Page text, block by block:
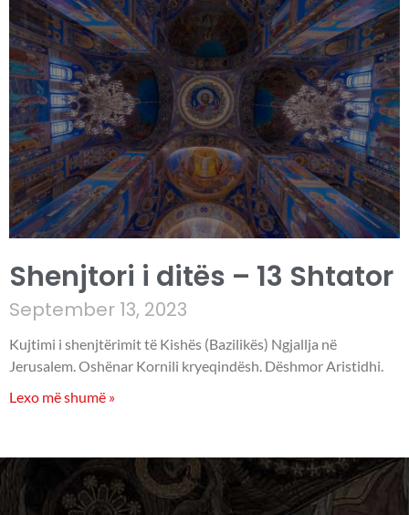
Shenjtori i ditës – 13 Shtator
September 13, 2023
Kujtimi i shenjtërimit të Kishës (Bazilikës) Ngjallja në
Jerusalem. Oshënar Kornili kryeqindësh. Dëshmor Aristidhi.
Lexo më shumë »